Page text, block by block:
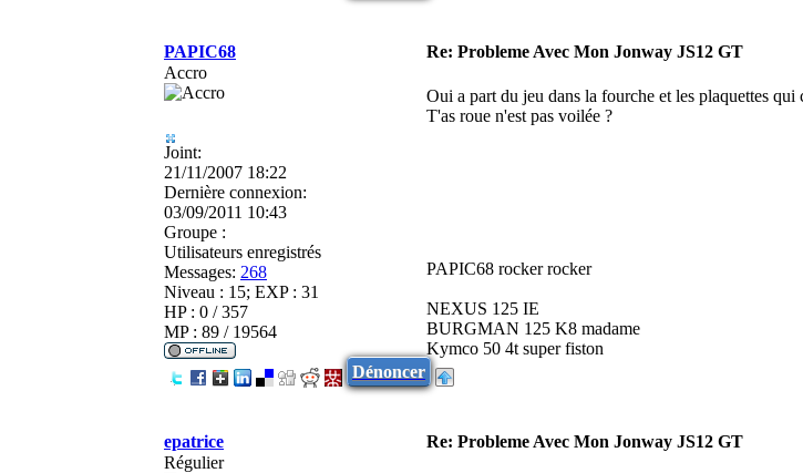
PAPIC68 Re: Probleme Avec Mon Jonway JS12 GT
Accro
Joint:
21/11/2007 18:22
Dernière connexion:
03/09/2011 10:43
Groupe :
Utilisateurs enregistrés
Messages: 268
Niveau : 15; EXP : 31
HP : 0 / 357
MP : 89 / 19564
Oui a part du jeu dans la fourche et les plaquettes qui
T'as roue n'est pas voilée ?
PAPIC68 rocker rocker
NEXUS 125 IE
BURGMAN 125 K8 madame
Kymco 50 4t super fiston
Dénoncer
epatrice Re: Probleme Avec Mon Jonway JS12 GT
Régulier